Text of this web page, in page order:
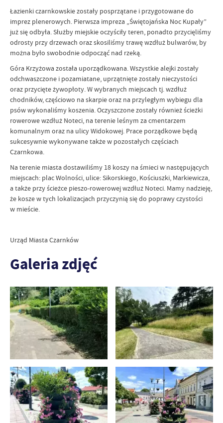
Łazienki czarnkowskie zostały posprzątane i przygotowane do
imprez plenerowych. Pierwsza impreza „Świętojańska Noc Kupały”
już się odbyła. Służby miejskie oczyściły teren, ponadto przycięliśmy
odrosty przy drzewach oraz skosiliśmy trawę wzdłuż bulwarów, by
można było swobodnie odpocząć nad rzeką.
Góra Krzyżowa została uporządkowana. Wszystkie alejki zostały
odchwaszczone i pozamiatane, uprzątnięte zostały nieczystości
oraz przycięte żywopłoty. W wybranych miejscach tj. wzdłuż
chodników, częściowo na skarpie oraz na przyległym wybiegu dla
psów wykonaliśmy koszenia. Oczyszczone zostały również ścieżki
rowerowe wzdłuż Noteci, na terenie leśnym za cmentarzem
komunalnym oraz na ulicy Widokowej. Prace porządkowe będą
sukcesywnie wykonywane także w pozostałych częściach
Czarnkowa.
Na terenie miasta dostawiliśmy 18 koszy na śmieci w następujących
miejscach: plac Wolności, ulice: Sikorskiego, Kościuszki, Markiewicza,
a także przy ścieżce pieszo-rowerowej wzdłuż Noteci. Mamy nadzieję,
że kosze w tych lokalizacjach przyczynią się do poprawy czystości
w mieście.
Urząd Miasta Czarnków
Galeria zdjęć